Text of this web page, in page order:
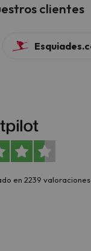
clientes
en 2239 valoraciones